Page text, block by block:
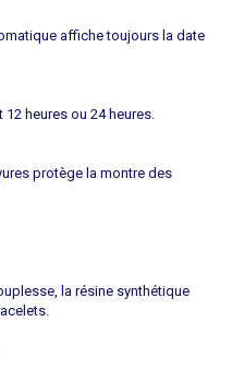
affiche toujours la date
heures ou 24 heures.
protège la montre des
la résine synthétique